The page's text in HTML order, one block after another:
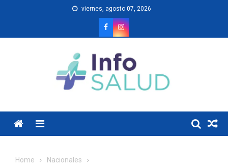
viernes, agosto 07, 2026
Menu
Home
Nacionales